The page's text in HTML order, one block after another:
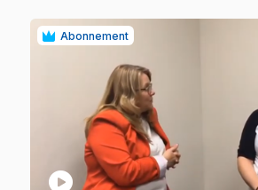
Abonnement
play_circle